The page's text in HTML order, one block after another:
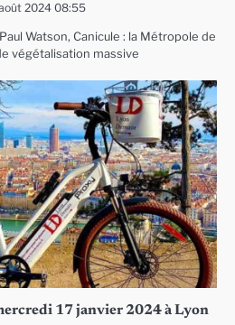
2024 08:55
Watson, Canicule : la Métropole de
végétalisation massive
17 janvier 2024 à Lyon